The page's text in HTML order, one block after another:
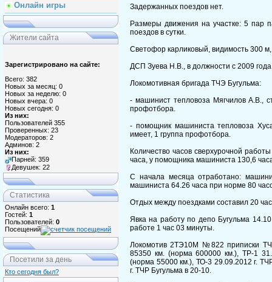
Онлайн игры
Жители сайта
Зарегистрировано на сайте:
Всего: 382
Новых за месяц: 0
Новых за неделю: 0
Новых вчера: 0
Новых сегодня: 0
Из них:
Пользователей 355
Проверенных: 23
Модераторов: 2
Админов: 2
Из них:
Парней: 359
Девушек: 22
Статистика
Онлайн всего: 1
Гостей: 1
Пользователей: 0
Посещений
Посетили за день
Кто сегодня был?
Задержанных поездов нет.
Размеры движения на участке: 5 пар
поездов в сутки.
Светофор карликовый, видимость 300
ДСП Зуева Н.В., в должности с 2009
Локомотивная бригада ТЧЭ Бугульма:
- машинист тепловоза Мягчилов А.В.,
профотбора.
- помощник машиниста тепловоза
имеет, 1 группа профотбора.
Количество часов сверхурочной
часа, у помощника машиниста 130,6
С начала месяца отработано:
машиниста 64.26 часа при норме 80
Отдых между поездками составил 20
Явка на работу по депо Бугульма
работе 1 час 03 минуты.
Локомотив 2ТЭ10М №822 приписки
85350 км. (норма 600000 км.), ТР-1
(норма 55000 км.), ТО-3 29.09.2012 г.
г. ТЧР Бугульма в 20-10.